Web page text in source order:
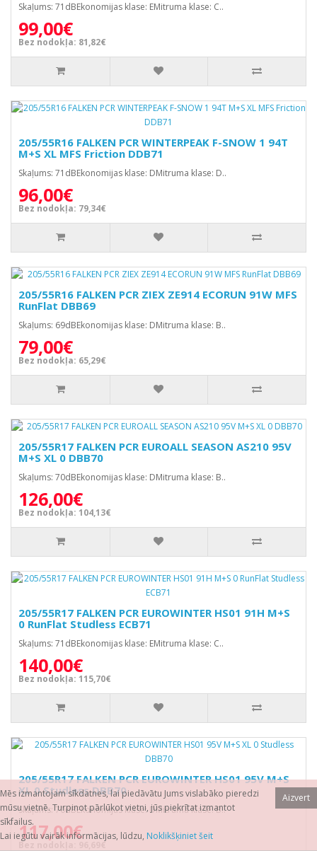
Skaļums: 71dBEkonomijas klase: EMitruma klase: C..
99,00€
Bez nodokļa: 81,82€
205/55R16 FALKEN PCR WINTERPEAK F-SNOW 1 94T
M+S XL MFS Friction DDB71
Skaļums: 71dBEkonomijas klase: DMitruma klase: D..
96,00€
Bez nodokļa: 79,34€
205/55R16 FALKEN PCR ZIEX ZE914 ECORUN 91W MFS
RunFlat DBB69
Skaļums: 69dBEkonomijas klase: DMitruma klase: B..
79,00€
Bez nodokļa: 65,29€
205/55R17 FALKEN PCR EUROALL SEASON AS210 95V
M+S XL 0 DBB70
Skaļums: 70dBEkonomijas klase: DMitruma klase: B..
126,00€
Bez nodokļa: 104,13€
205/55R17 FALKEN PCR EUROWINTER HS01 91H M+S
0 RunFlat Studless ECB71
Skaļums: 71dBEkonomijas klase: EMitruma klase: C..
140,00€
Bez nodokļa: 115,70€
205/55R17 FALKEN PCR EUROWINTER HS01 95V M+S
XL 0 Studless DBB70
Skaļums: 70dBEkonomijas klase: DMitruma klase: B..
117,00€
Bez nodokļa: 96,69€
Aizvert
Mēs izmantojam sīkdatnes, lai piedāvātu Jums vislabāko pieredzi
mūsu vietnē. Turpinot pārlūkot vietni, jūs piekrītat izmantot
sīkfailus.
Lai iegūtu vairāk informācijas, lūdzu, Noklikšķiniet šeit